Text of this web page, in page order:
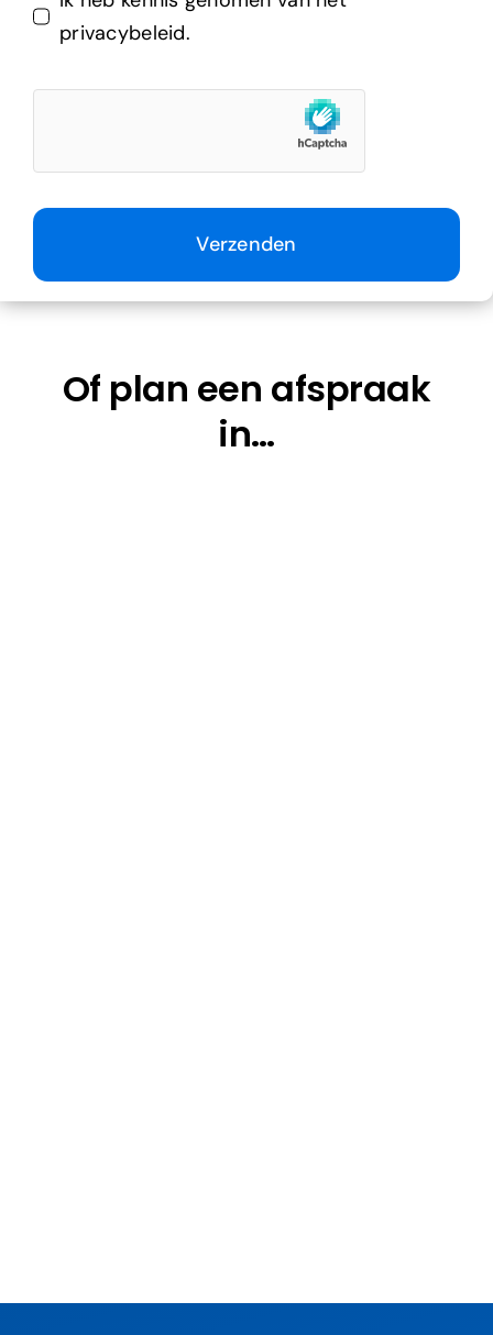
privacybeleid.
Verzenden
Of plan een afspraak
in…